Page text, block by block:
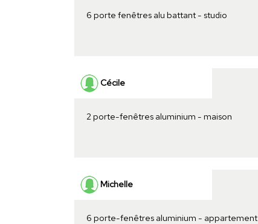
6 porte fenêtres alu battant - studio
Cécile
2 porte-fenêtres aluminium - maison
Michelle
6 porte-fenêtres aluminium - appartement